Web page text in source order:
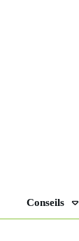
Conseils